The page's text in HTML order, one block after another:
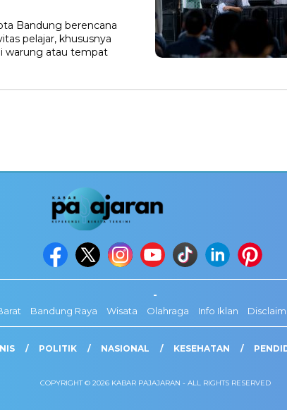
Bandung berencana
pelajar, khususnya
warung atau tempat
-
Bandung Raya Wisata Olahraga Info Iklan
POLITIK NASIONAL KESEHATAN
COPYRIGHT © 2026 KABAR PAJAJARAN - ALL RIGHTS RESERVED